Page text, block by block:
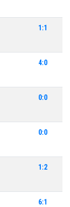
1:1
4:0
0:0
0:0
1:2
6:1